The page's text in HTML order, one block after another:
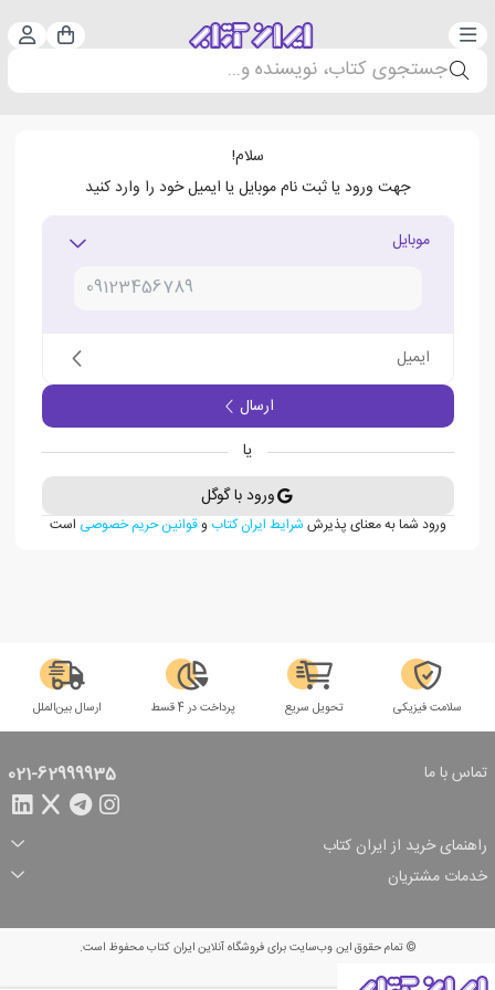
دسته‌بندی سبد
جستجوی کتاب، نویسنده و...
سلام!
جهت ورود یا ثبت نام موبایل یا ایمیل خود را وارد کنید
موبایل
ایمیل
ارسال
یا
ورود با گوگل
ورود شما به معنای پذیرش شرایط ایران کتاب وقوانین حریم خصوصی است
سلامت فیزیکی تحویل سریع پرداخت در 4 قسط ارسال بین‌الملل
تماس با ما 021-62999935
راهنمای خرید از ایران کتاب
ثبت سفارش
شرایط ارسال سفارش
شیوه پرداخت
تخفیف‌های خرید
خدمات مشتریان
© تمام حقوق این وب‌سایت برای فروشگاه آنلاین ایران کتاب محفوظ است.